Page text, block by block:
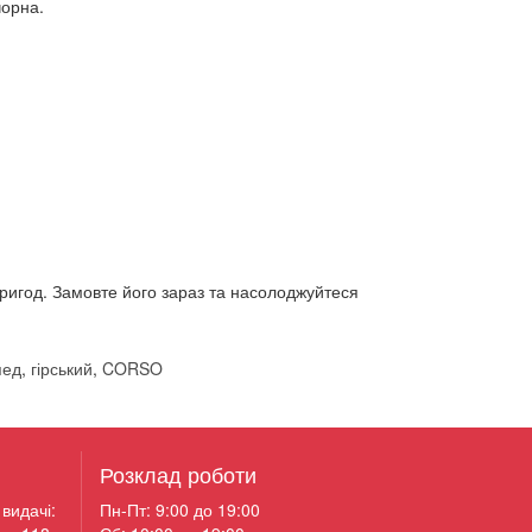
Замовте його зараз та насолоджуйтеся
, гірський, CORSO
Розклад роботи
Пн-Пт: 9:00 до 19:00